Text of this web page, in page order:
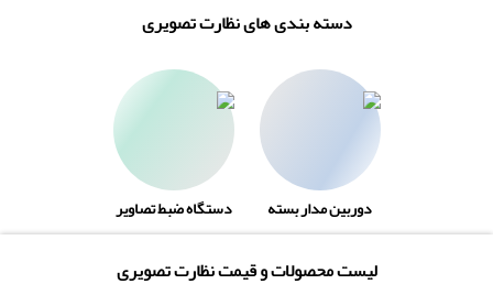
دسته بندی های نظارت تصویری
دوربین مدار بسته دستگاه ضبط تصاویر
لیست محصولات و قیمت نظارت تصویری